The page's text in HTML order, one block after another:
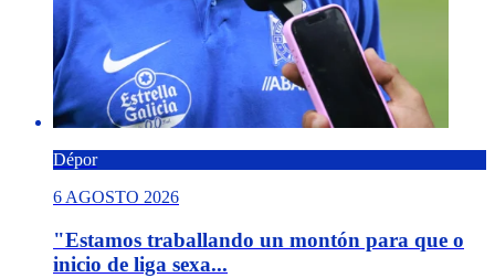
Dépor
6 AGOSTO 2026
"Estamos traballando un montón para que o
inicio de liga sexa...